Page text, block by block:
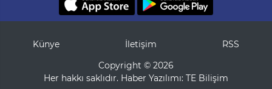
Künye İletişim
RSS
Copyright © 2026
Her hakkı saklıdır. Haber Yazılımı: TE Bilişim